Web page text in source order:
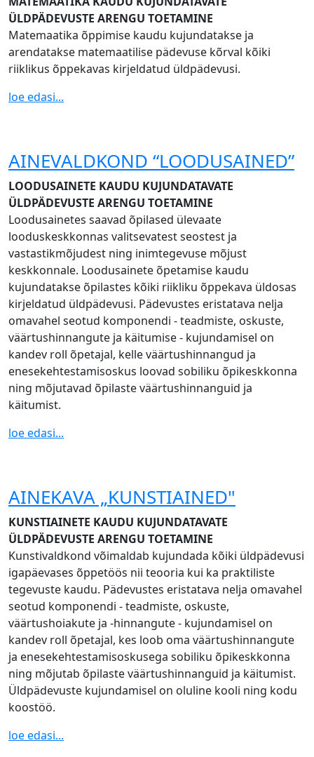
ÜLDPÄDEVUSTE ARENGU TOETAMINE
Matemaatika õppimise kaudu kujundatakse ja
arendatakse matemaatilise pädevuse kõrval kõiki
riiklikus õppekavas kirjeldatud üldpädevusi.
loe edasi...
AINEVALDKOND “LOODUSAINED”
LOODUSAINETE KAUDU KUJUNDATAVATE
ÜLDPÄDEVUSTE ARENGU TOETAMINE
Loodusainetes saavad õpilased ülevaate
looduskeskkonnas valitsevatest seostest ja
vastastikmõjudest ning inimtegevuse mõjust
keskkonnale. Loodusainete õpetamise kaudu
kujundatakse õpilastes kõiki riikliku õppekava üldosas
kirjeldatud üldpädevusi. Pädevustes eristatava nelja
omavahel seotud komponendi - teadmiste, oskuste,
väärtushinnangute ja käitumise - kujundamisel on
kandev roll õpetajal, kelle väärtushinnangud ja
enesekehtestamisoskus loovad sobiliku õpikeskkonna
ning mõjutavad õpilaste väärtushinnanguid ja
käitumist.
loe edasi...
AINEKAVA „KUNSTIAINED"
KUNSTIAINETE KAUDU KUJUNDATAVATE
ÜLDPÄDEVUSTE ARENGU TOETAMINE
Kunstivaldkond võimaldab kujundada kõiki üldpädevusi
igapäevases õppetöös nii teooria kui ka praktiliste
tegevuste kaudu. Pädevustes eristatava nelja omavahel
seotud komponendi - teadmiste, oskuste,
väärtushoiakute ja -hinnangute - kujundamisel on
kandev roll õpetajal, kes loob oma väärtushinnangute
ja enesekehtestamisoskusega sobiliku õpikeskkonna
ning mõjutab õpilaste väärtushinnanguid ja käitumist.
Üldpädevuste kujundamisel on oluline kooli ning kodu
koostöö.
loe edasi...